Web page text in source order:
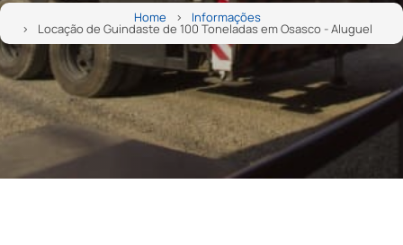
Home Informações
Locação de Guindaste de 100 Toneladas em Osasco - Aluguel